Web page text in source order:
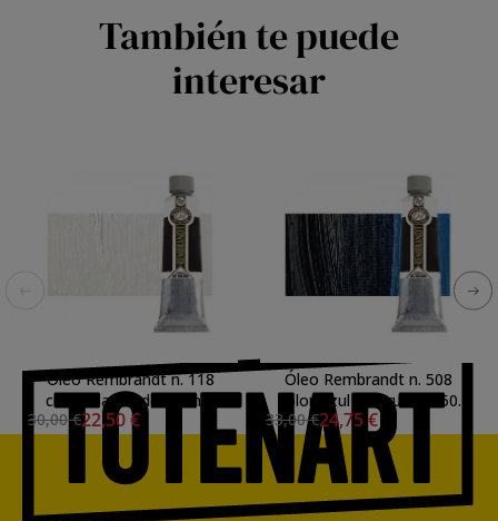
También te puede
interesar
Óleo Rembrandt n. 118
color Blanco de Titanio
30,00 €22,50 €
Óleo Rembrandt n. 508
color Azul de Prusia (150
ml.) S.2
33,00 €24,75 €